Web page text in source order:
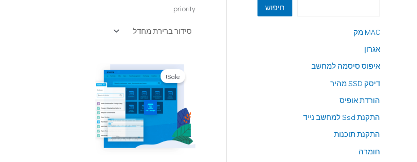
חיפוש
MAC מק
אגרון
איפוס סיסמה למחשב
דיסק SSD מהיר
הורדת אופיס
התקנת Ssd למחשב נייד
התקנת תוכנות
חומרה
priority
Sale!